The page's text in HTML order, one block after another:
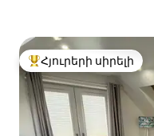
Հյուրերի սիրելի
Հյուրերի սիրելի